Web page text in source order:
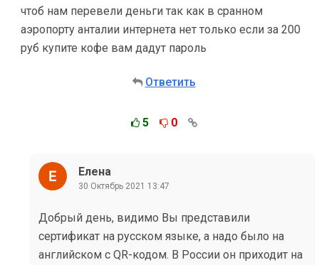
чтоб нам перевели деньги так как в сранном
аэропорту анталии интернета нет только если за 200
руб купите кофе вам дадут пароль
Ответить
5 0
Елена
30 Октябрь 2021 13:47
Добрый день, видимо Вы представили
сертификат на русском языке, а надо было на
английском с QR-кодом. В России он приходит на